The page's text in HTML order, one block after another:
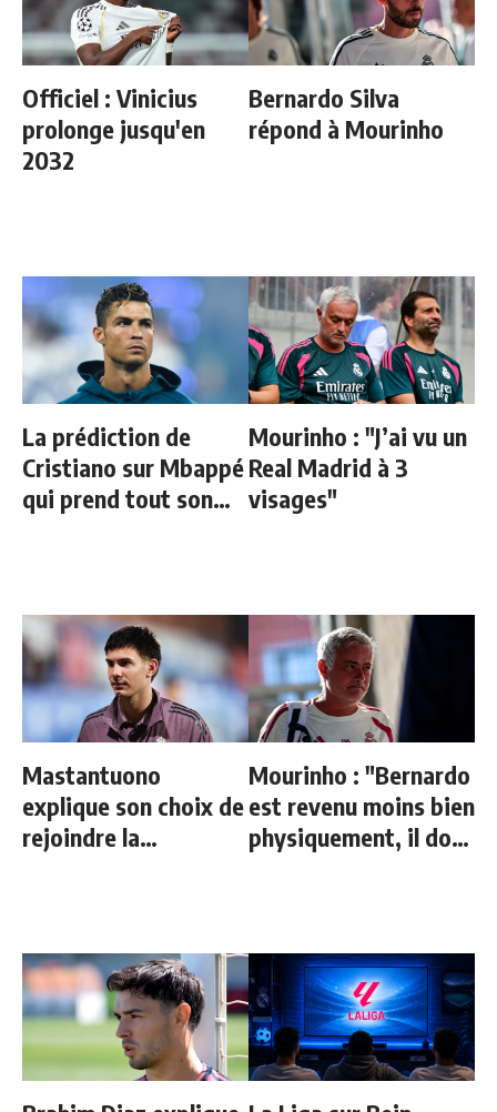
Officiel : Vinicius
prolonge jusqu'en
2032
Bernardo Silva
répond à Mourinho
La prédiction de
Cristiano sur Mbappé
qui prend tout son
Mourinho : "J’ai vu un
Real Madrid à 3
visages"
Mastantuono
explique son choix de
rejoindre la
Mourinho : "Bernardo
est revenu moins bien
physiquement, il doit